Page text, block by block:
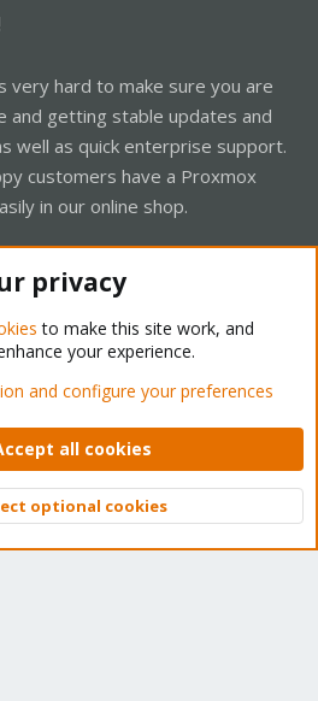
very hard to make sure you are
and getting stable updates and
well as quick enterprise support.
customers have a Proxmox
in our online shop.
Forum - Light Mode
Privacy policy Help Home
© 2010-2026 XenForo Ltd.
Top
privacy
to make this site work, and
your experience.
and configure your preferences
all cookies
optional cookies